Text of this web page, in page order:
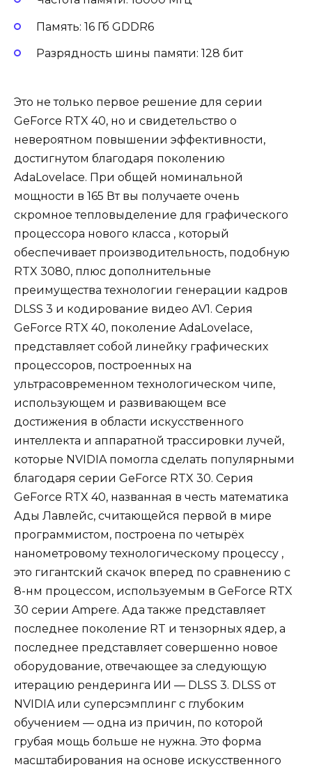
Память: 16 Гб GDDR6
Разрядность шины памяти: 128 бит
Это не только первое решение для серии
GeForce RTX 40, но и свидетельство о
невероятном повышении эффективности,
достигнутом благодаря поколению
AdaLovelace. При общей номинальной
мощности в 165 Вт вы получаете очень
скромное тепловыделение для графического
процессора нового класса , который
обеспечивает производительность, подобную
RTX 3080, плюс дополнительные
преимущества технологии генерации кадров
DLSS 3 и кодирование видео AV1. Серия
GeForce RTX 40, поколение AdaLovelace,
представляет собой линейку графических
процессоров, построенных на
ультрасовременном технологическом чипе,
использующем и развивающем все
достижения в области искусственного
интеллекта и аппаратной трассировки лучей,
которые NVIDIA помогла сделать популярными
благодаря серии GeForce RTX 30. Серия
GeForce RTX 40, названная в честь математика
Ады Лавлейс, считающейся первой в мире
программистом, построена по четырёх
нанометровому технологическому процессу ,
это гигантский скачок вперед по сравнению с
8-нм процессом, используемым в GeForce RTX
30 серии Ampere. Ада также представляет
последнее поколение RT и тензорных ядер, а
последнее представляет совершенно новое
оборудование, отвечающее за следующую
итерацию рендеринга ИИ — DLSS 3. DLSS от
NVIDIA или суперсэмплинг с глубоким
обучением — одна из причин, по которой
грубая мощь больше не нужна. Это форма
масштабирования на основе искусственного